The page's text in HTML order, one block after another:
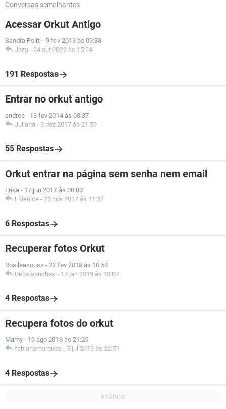
Conversas semelhantes
Acessar Orkut Antigo
Sandra Politi - 9 fev 2013 às 09:38
Joza - 24 out 2022 às 15:24
191 Respostas
Entrar no orkut antigo
andrea - 13 fev 2014 às 08:37
Juliana - 3 dez 2017 às 21:59
55 Respostas
Orkut entrar na página sem senha nem email
Erika - 17 jun 2017 às 00:00
Eldenice - 23 nov 2017 às 11:32
6 Respostas
Recuperar fotos Orkut
Rosileasousa - 23 fev 2018 às 10:58
Bebelsanches - 17 jan 2019 às 10:07
4 Respostas
Recupera fotos do orkut
Mamy - 19 ago 2018 às 21:25
fabianamarques - 5 jul 2019 às 22:51
4 Respostas